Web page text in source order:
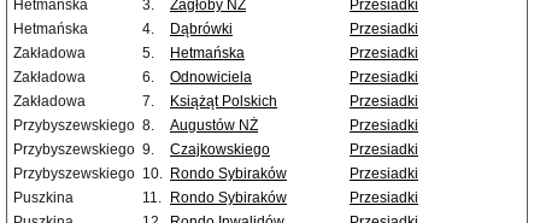
Hetmańska
3. Zagłoby NŻ
Przesiadki
Hetmańska
4. Dąbrówki
Przesiadki
Zakładowa
5. Hetmańska
Przesiadki
Zakładowa
6. Odnowiciela
Przesiadki
Zakładowa
7. Książąt Polskich
Przesiadki
Przybyszewskiego 8. Augustów NŻ
Przesiadki
Przybyszewskiego 9. Czajkowskiego
Przesiadki
Przybyszewskiego 10. Rondo Sybiraków
Przesiadki
Puszkina
11. Rondo Sybiraków
Przesiadki